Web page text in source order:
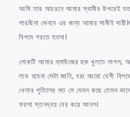
আমি তার আচরনে আমার স্বামীর উপরেই
পারছিনা কেননে এর জন্য আমার সামীই
বিপদে পরতে হতনা।
লোকটি আমার ব্লাউজের হুক খুলতে লাগল,
লাভ হবেনা সেটা জানি, বরং আরো বেশী
খেলার পুতিলের মত সে যেমন কছে তেমন
ফরসা স্তনদ্বয় বের করে আনল।